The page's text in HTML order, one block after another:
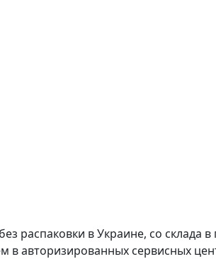
распаковки в Украине, со склада в
в авторизированных сервисных